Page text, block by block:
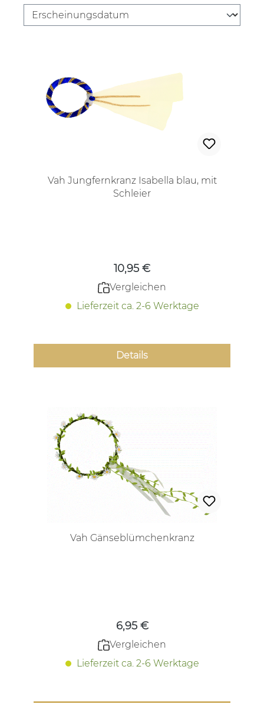
Vah Jungfernkranz Isabella blau, mit
Schleier
10,95 €
Vergleichen
Lieferzeit ca. 2-6 Werktage
Details
Vah Gänseblümchenkranz
6,95 €
Vergleichen
Lieferzeit ca. 2-6 Werktage